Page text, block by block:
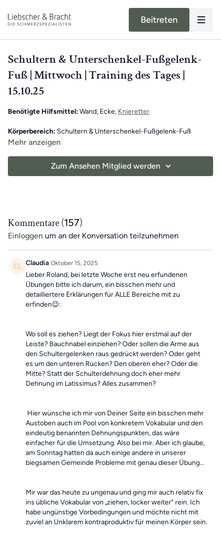
Beitreten
Schultern & Unterschenkel-Fußgelenk-
Fuß | Mittwoch | Training des Tages |
15.10.25
Benötigte Hilfsmittel:Wand, Ecke, Knieretter
Körperbereich: Schultern & Unterschenkel-Fußgelenk-Fuß
einschränken. Dadurch können in Muskeln und Fasziengewebe
Verkürzungen auftreten, die Schmerzen verursachen können.
Jeden Tagerwartet dich ein
Training, um dich motiviert zu halten!
Die Übungen kombinieren Elemente eines Ganzkörpertrainings
mit wechselnden Schwerpunkten und können dir dabei helfen,
deineBeweglichkeit zu verbessernundBeschwerden aktiv
entgegenzuwirken.
Mach dir keine Sorgen, falls du mal einen Tag verpasst, denn die
vergangen Einheiten
Mehr anzeigen
Zum Ansehen Mitglied werden
Kommentare (157)
Einloggen um an der Konversation teilzunehmen
Claudia Oktober 15, 2025
Lieber Roland, bei letzte Woche erst neu erfundenen
Übungen bitte ich darum, ein bisschen mehr und
detailliertere Erklärungen für ALLE Bereiche mit zu
erfinden😉:
Wo soll es ziehen? Liegt der Fokus hier erstmal auf der
Leiste? Bauchnabel einziehen? Oder sollen die Arme aus
den Schultergelenken raus gedrückt werden? Oder geht
es um den unteren Rücken? Den oberen eher? Oder die
Mitte? Statt der Schulterdehnung doch eher mehr
Dehnung im Latissimus? Alles zusammen?
Hier wünsche ich mir von Deiner Seite ein bisschen mehr
Austoben auch im Pool von konkretem Vokabular und den
eindeutig benannten Dehnungspunkten, das wäre
einfacher für die Umsetzung. Also bei mir. Aber ich glaube,
am Sonntag hatten da auch einige andere in unserer
biegsamen Gemeinde Probleme mit genau dieser Übung…
Mir war das heute zu ungenau und ging mir auch relativ fix
ins übliche Vokabular von „ziehen, locker weiter“ rein. Ich
habe ungünstige Vorbedingungen und möchte nicht mit
zuviel an Unklarem kontraproduktiv für meinen Körper sein.